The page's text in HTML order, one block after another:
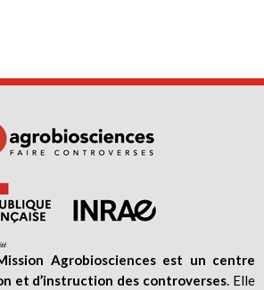
Agrobiosciences est un centre
et d’instruction des controverses. Elle